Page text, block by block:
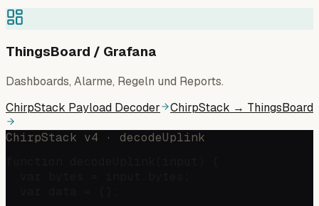
ThingsBoard / Grafana
Dashboards, Alarme, Regeln und Reports.
ChirpStack Payload Decoder
ChirpStack → ThingsBoard
ChirpStack v4 · decodeUplink